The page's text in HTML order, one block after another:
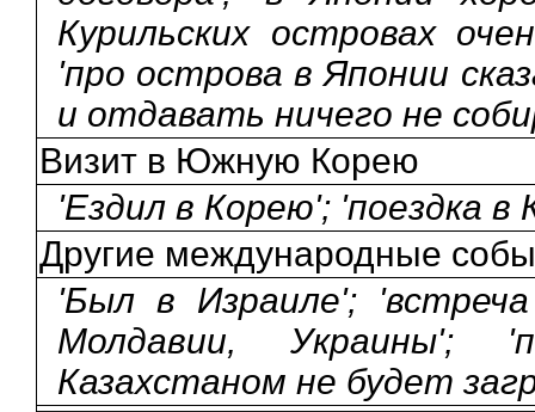
Курильских островах
'про острова в Японии
и отдавать ничего не
Визит в Южную Корею
'Ездил в Корею'; 'поездка в
Другие международные
'Был в Израиле';
Молдавии, Украины';
Казахстаном не будет